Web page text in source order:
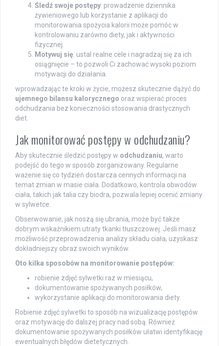
Śledź swoje postępy: prowadzenie dziennika
żywieniowego lub korzystanie z aplikacji do
monitorowania spożycia kalorii może pomóc w
kontrolowaniu zarówno diety, jak i aktywności
fizycznej.
Motywuj się: ustal realne cele i nagradzaj się za ich
osiągnięcie – to pozwoli Ci zachować wysoki poziom
motywacji do działania.
wprowadzając te kroki w życie, możesz skutecznie dążyć do
ujemnego bilansu kalorycznego oraz wspierać proces
odchudzania bez konieczności stosowania drastycznych
diet.
Jak monitorować postępy w odchudzaniu?
Aby skutecznie śledzić postępy w odchudzaniu, warto
podejść do tego w sposób zorganizowany. Regularne
ważenie się co tydzień dostarcza cennych informacji na
temat zmian w masie ciała. Dodatkowo, kontrola obwodów
ciała, takich jak talia czy biodra, pozwala lepiej ocenić zmiany
w sylwetce.
Obserwowanie, jak noszą się ubrania, może być także
dobrym wskaźnikiem utraty tkanki tłuszczowej. Jeśli masz
możliwość przeprowadzenia analizy składu ciała, uzyskasz
dokładniejszy obraz swoich wyników.
Oto kilka sposobów na monitorowanie postępów:
robienie zdjęć sylwetki raz w miesiącu,
dokumentowanie spożywanych posiłków,
wykorzystanie aplikacji do monitorowania diety.
Robienie zdjęć sylwetki to sposób na wizualizację postępów
oraz motywację do dalszej pracy nad sobą. Również
dokumentowanie spożywanych posiłków ułatwi identyfikację
ewentualnych błędów dietetycznych.